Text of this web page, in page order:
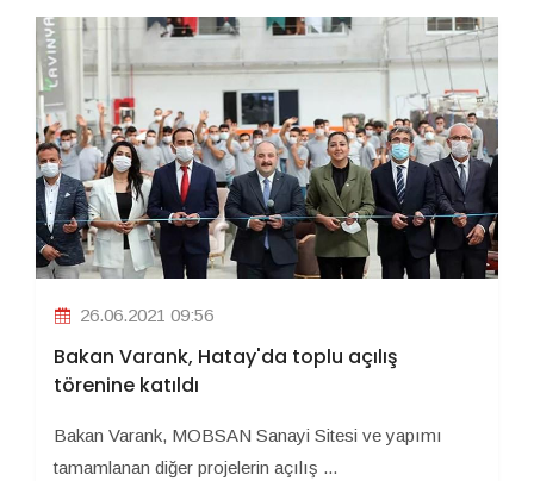
26.06.2021 09:56
Bakan Varank, Hatay'da toplu açılış
törenine katıldı
Bakan Varank, MOBSAN Sanayi Sitesi ve yapımı
tamamlanan diğer projelerin açılış ...